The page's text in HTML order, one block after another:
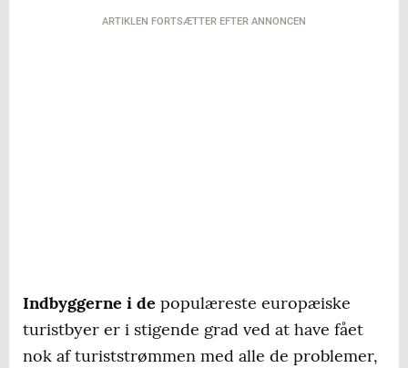
ARTIKLEN FORTSÆTTER EFTER ANNONCEN
Indbyggerne i de populæreste europæiske
turistbyer er i stigende grad ved at have fået
nok af turiststrømmen med alle de problemer,